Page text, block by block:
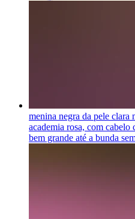
menina negra da pele clara
academia rosa, com cabelo
bem grande até a bunda